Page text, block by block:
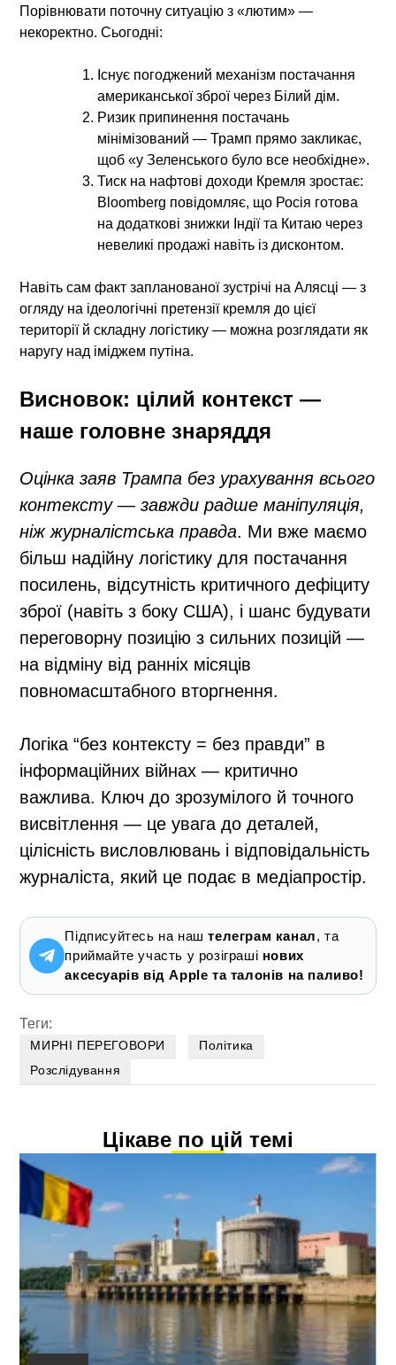
Порівнювати поточну ситуацію з «лютим» —
некоректно. Сьогодні:
Існує погоджений механізм постачання
американської зброї через Білий дім.
Ризик припинення постачань
мінімізований — Трамп прямо закликає,
щоб «у Зеленського було все необхідне».
Тиск на нафтові доходи Кремля зростає:
Bloomberg повідомляє, що Росія готова
на додаткові знижки Індії та Китаю через
невеликі продажі навіть із дисконтом.
Навіть сам факт запланованої зустрічі на Алясці — з
огляду на ідеологічні претензії кремля до цієї
території й складну логістику — можна розглядати як
наругу над іміджем путіна.
Висновок: цілий контекст —
наше головне знаряддя
Оцінка заяв Трампа без урахування всього
контексту — завжди радше маніпуляція,
ніж журналістська правда. Ми вже маємо
більш надійну логістику для постачання
посилень, відсутність критичного дефіциту
зброї (навіть з боку США), і шанс будувати
переговорну позицію з сильних позицій —
на відміну від ранніх місяців
повномасштабного вторгнення.
Логіка “без контексту = без правди” в
інформаційних війнах — критично
важлива. Ключ до зрозумілого й точного
висвітлення — це увага до деталей,
цілісність висловлювань і відповідальність
журналіста, який це подає в медіапростір.
Підписуйтесь на наштелеграм канал, та
приймайте участь у розіграші нових
аксесуарів від Apple та талонів на паливо!
Теги:
МИРНІ ПЕРЕГОВОРИ
Політика
Розслідування
Цікаве по цій темі